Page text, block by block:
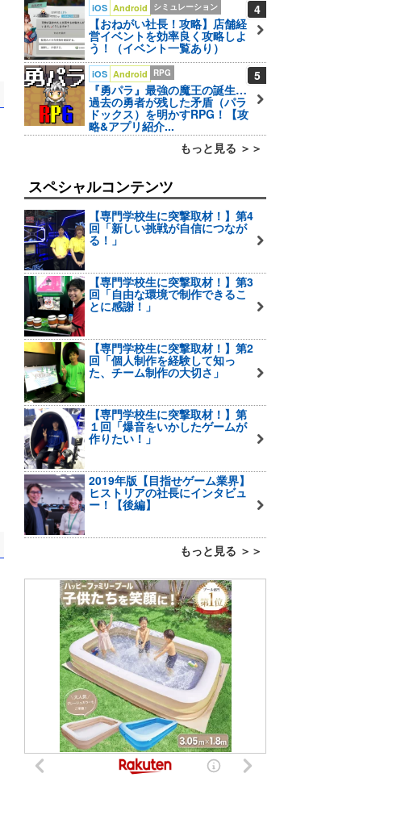
4
iOS Android シミュレーション
【おねがい社長！攻略】店舗経
営イベントを効率良く攻略しよ
う！（イベント一覧あり）
5
iOS Android RPG
『勇パラ』最強の魔王の誕生…
過去の勇者が残した矛盾（パラ
ドックス）を明かすRPG！【攻
略&アプリ紹介...
もっと見る ＞＞
スペシャルコンテンツ
【専門学校生に突撃取材！】第4
回「新しい挑戦が自信につなが
る！」
【専門学校生に突撃取材！】第3
回「自由な環境で制作できるこ
とに感謝！」
【専門学校生に突撃取材！】第2
回「個人制作を経験して知っ
た、チーム制作の大切さ」
【専門学校生に突撃取材！】第
１回「爆音をいかしたゲームが
作りたい！」
2019年版【目指せゲーム業界】
ヒストリアの社長にインタビュ
ー！【後編】
もっと見る ＞＞